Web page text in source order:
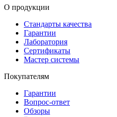
О продукции
Стандарты качества
Гарантии
Лаборатория
Сертификаты
Мастер системы
Покупателям
Гарантии
Вопрос-ответ
Обзоры